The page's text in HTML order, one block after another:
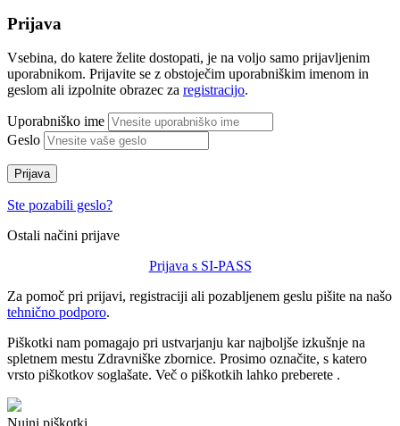
Prijava
Vsebina, do katere želite dostopati, je na voljo samo prijavljenim
uporabnikom. Prijavite se z obstoječim uporabniškim imenom in
geslom ali izpolnite obrazec za registracijo.
Uporabniško ime
Geslo
Prijava
Ste pozabili geslo?
Ostali načini prijave
Prijava s SI-PASS
Za pomoč pri prijavi, registraciji ali pozabljenem geslu pišite na našo
tehnično podporo.
Piškotki nam pomagajo pri ustvarjanju kar najboljše izkušnje na
spletnem mestu Zdravniške zbornice. Prosimo označite, s katero
vrsto piškotkov soglašate. Več o piškotkih lahko preberete .